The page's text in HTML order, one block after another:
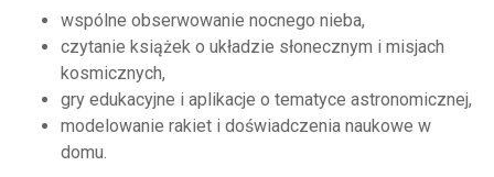
wspólne obserwowanie nocnego nieba,
czytanie książek o układzie słonecznym i misjach
kosmicznych,
gry edukacyjne i aplikacje o tematyce astronomicznej,
modelowanie rakiet i doświadczenia naukowe w
domu.